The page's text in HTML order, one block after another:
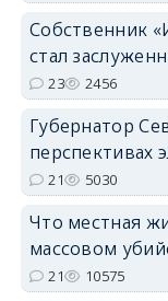
Собственник
стал
23 2456
Губернатор
перспективах
21 5030
Что местная
массовом
21 10575